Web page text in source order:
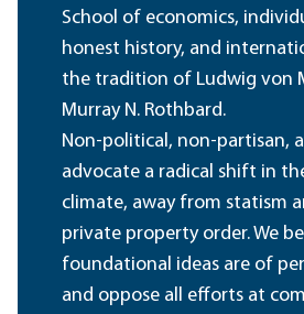
School of economics,
honest history, and
the tradition of Ludwig von
Murray N. Rothbard.
Non-political, non-partisan,
advocate a radical shift in
climate, away from statism
private property order. We
foundational ideas are of
and oppose all efforts at